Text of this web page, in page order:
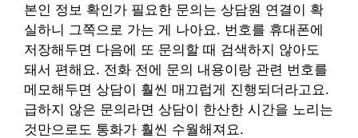
본인 정보 확인가 필요한 문의는 상담원 연결이 확
실하니 그쪽으로 가는 게 나아요. 번호를 휴대폰에
저장해두면 다음에 또 문의할 때 검색하지 않아도
돼서 편해요. 전화 전에 문의 내용이랑 관련 번호를
메모해두면 상담이 훨씬 매끄럽게 진행되더라고요.
급하지 않은 문의라면 상담이 한산한 시간을 노리는
것만으로도 통화가 훨씬 수월해져요.